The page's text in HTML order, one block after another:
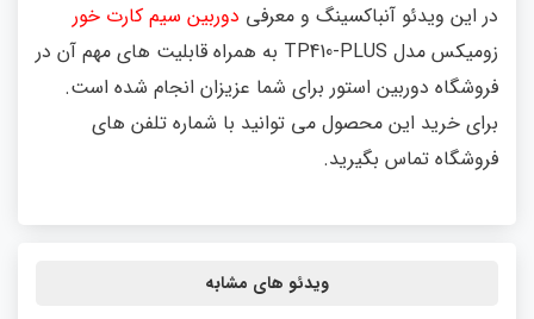
در این ویدئو آنباکسینگ و معرفی دوربین سیم کارت خور
زومیکس مدل TP410-PLUS به همراه قابلیت های مهم آن در
فروشگاه دوربین استور برای شما عزیزان انجام شده است.
برای خرید این محصول می توانید با شماره تلفن های
فروشگاه تماس بگیرید.
ویدئو های مشابه